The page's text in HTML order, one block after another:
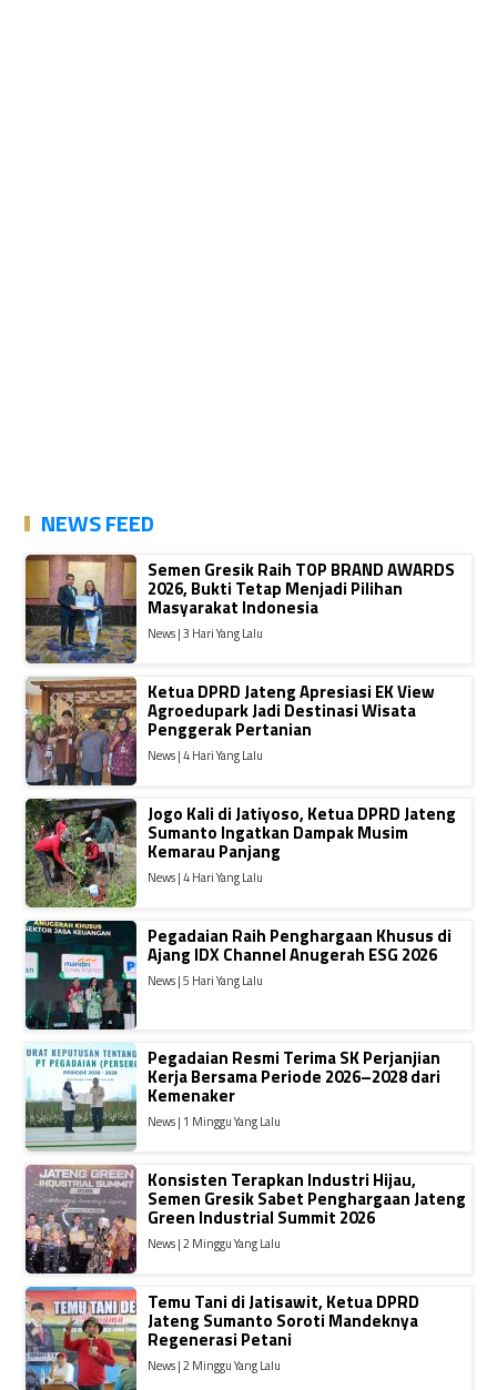
NEWS FEED
Semen Gresik Raih TOP BRAND AWARDS
2026, Bukti Tetap Menjadi Pilihan
Masyarakat Indonesia
News | 3 Hari Yang Lalu
Ketua DPRD Jateng Apresiasi EK View
Agroedupark Jadi Destinasi Wisata
Penggerak Pertanian
News | 4 Hari Yang Lalu
Jogo Kali di Jatiyoso, Ketua DPRD Jateng
Sumanto Ingatkan Dampak Musim
Kemarau Panjang
News | 4 Hari Yang Lalu
Pegadaian Raih Penghargaan Khusus di
Ajang IDX Channel Anugerah ESG 2026
News | 5 Hari Yang Lalu
Pegadaian Resmi Terima SK Perjanjian
Kerja Bersama Periode 2026–2028 dari
Kemenaker
News | 1 Minggu Yang Lalu
Konsisten Terapkan Industri Hijau,
Semen Gresik Sabet Penghargaan Jateng
Green Industrial Summit 2026
News | 2 Minggu Yang Lalu
Temu Tani di Jatisawit, Ketua DPRD
Jateng Sumanto Soroti Mandeknya
Regenerasi Petani
News | 2 Minggu Yang Lalu